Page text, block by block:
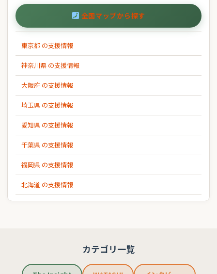
全国マップから探す
東京都 の支援情報
神奈川県 の支援情報
大阪府 の支援情報
埼玉県 の支援情報
愛知県 の支援情報
千葉県 の支援情報
福岡県 の支援情報
北海道 の支援情報
カテゴリ一覧